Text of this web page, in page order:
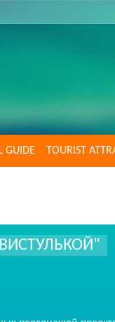
GUIDE TOURIST